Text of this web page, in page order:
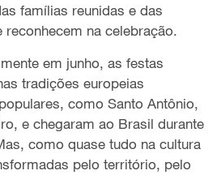
famílias reunidas e das
na celebração.
em junho, as festas
tradições europeias
como Santo Antônio,
e chegaram ao Brasil durante
como quase tudo na cultura
pelo território, pelo